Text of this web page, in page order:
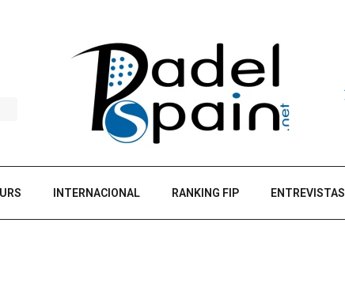
INTERNACIONAL RANKING FIP ENTREVISTAS